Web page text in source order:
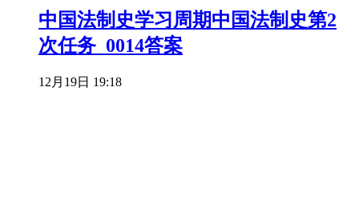
中国法制史学习周期中国法制史第2
次任务_0014答案
12月19日 19:18